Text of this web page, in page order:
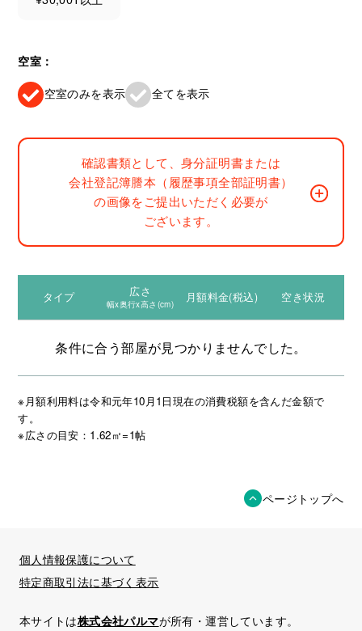
空室：
空室のみを表示 全てを表示
確認書類として、身分証明書または
会社登記簿謄本（履歴事項全部証明書）
の画像をご提出いただく必要が
ございます。
タイプ 広さ
幅x奥行x高さ(cm) 月額料金(税込) 空き状況
条件に合う部屋が見つかりませんでした。
※月額利用料は令和元年10月1日現在の消費税額を含んだ金額で
す。
※広さの目安：1.62㎡=1帖
ページトップへ
個人情報保護について
特定商取引法に基づく表示
本サイトは株式会社パルマが所有・運営しています。